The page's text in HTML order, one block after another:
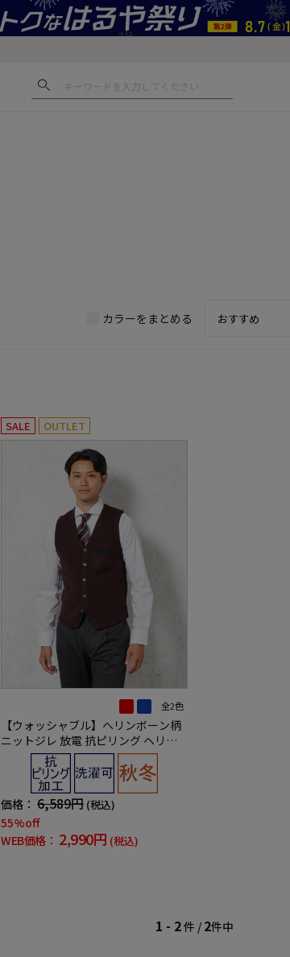
カラーをまとめる
SALE OUTLET
全2色
【ウォッシャブル】ヘリンボーン柄
ニットジレ 放電 抗ピリング ヘリン
ボン ベスト リッケンバッカー 秋冬
価格： 6,589円 (税込)
55%off
WEB価格： 2,990円 (税込)
1 - 2件 / 2件中